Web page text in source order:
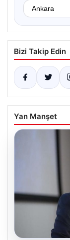
Bizi Takip Edin
Yan Manşet